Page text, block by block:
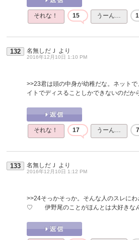
それな！ 15 うーん…
132 名無しだＪ より
2016年12月10日 1:10 PM
>>23君は頭の中身が幼稚だな。ネット
イトでディスることしかできないのだか
それな！ 17 うーん… 7
133 名無しだＪ より
2016年12月10日 1:12 PM
>>24そっかそっか。そんな人のスレに
♡ 伊野尾のことがほんとは大好きな